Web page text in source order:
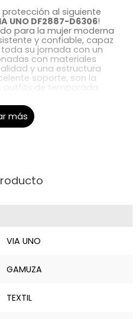
protección al siguiente
UNO DF2887-D6306!
para la mujer moderna
y confiable, capaz
su jornada con un
con materiales
y una estructura
soporte, son la
outfits de temporada,
en cada paso que
en calzado. Contamos
seleccionando
más
VIA UNO
GAMUZA
TEXTIL